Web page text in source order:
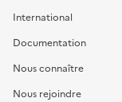
International
Documentation
Nous connaître
Nous rejoindre